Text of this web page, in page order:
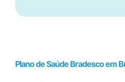
Plano de Saúde Bradesco em